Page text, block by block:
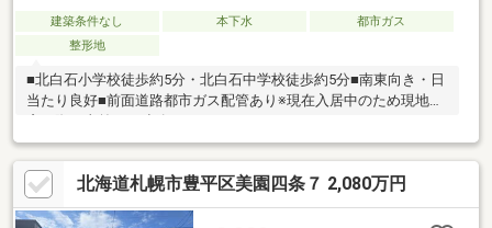
建築条件なし 本下水
都市ガス
整形地
■北白石小学校徒歩約5分・北白石中学校徒歩約5分■南東向き・日
当たり良好■前面道路都市ガス配管あり※現在入居中のため現地視
北海道札幌市豊平区美園四条７ 2,080万円